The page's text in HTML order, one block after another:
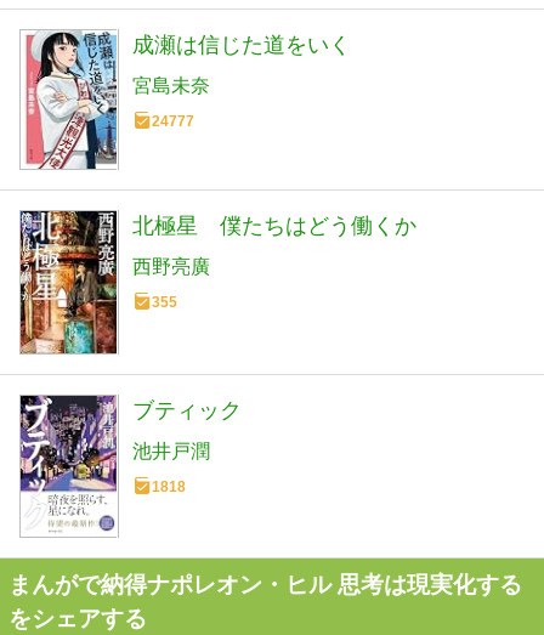
成瀬は信じた道をいく
宮島未奈
24777
北極星 僕たちはどう働くか
西野亮廣
355
ブティック
池井戸潤
1818
まんがで納得ナポレオン・ヒル 思考は現実化する
をシェアする